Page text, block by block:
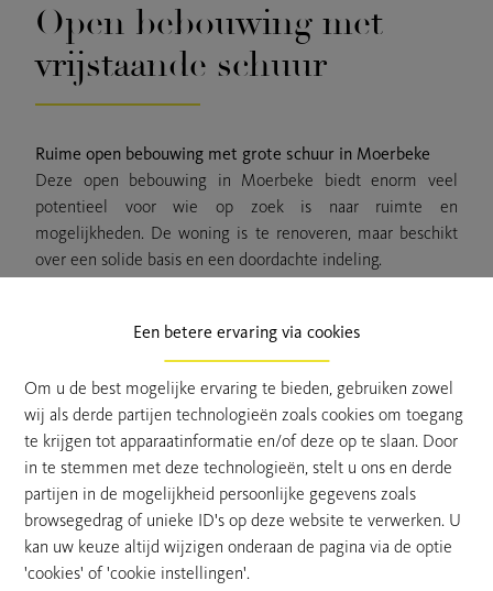
Een betere ervaring via cookies
Om u de best mogelijke ervaring te bieden, gebruiken zowel
wij als derde partijen technologieën zoals cookies om toegang
te krijgen tot apparaatinformatie en/of deze op te slaan. Door
in te stemmen met deze technologieën, stelt u ons en derde
partijen in de mogelijkheid persoonlijke gegevens zoals
browsegedrag of unieke ID's op deze website te verwerken. U
kan uw keuze altijd wijzigen onderaan de pagina via de optie
'cookies' of 'cookie instellingen'.
Open bebouwing met
vrijstaande schuur
Ruime open bebouwing met grote schuur in Moerbeke
Deze open bebouwing in Moerbeke biedt enorm veel
potentieel voor wie op zoek is naar ruimte en
mogelijkheden. De woning is te renoveren, maar beschikt
over een solide basis en een doordachte indeling.
hobbyruimte, atelier, opslagplaats of zelfs een aparte ruimte
Binnenin vinden we eendegelijk ingedeelde woningmet
een aparte keuken, veranda en een gezellige woonkamer
met karaktervolle elementen. Het zitgedeelte biedt een
mooi zicht op degrote tuin, wat zorgt voor een aangenaam
binnen-buiten gevoel.
Op de bovenverdieping zijn ervoldoende mogelijkheden
om meerdere slaapkamers te creëren , volledig naar eigen
wens.